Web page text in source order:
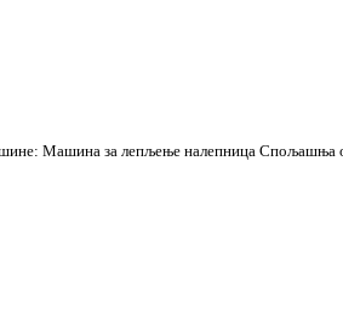
Машина за лепљење налепница